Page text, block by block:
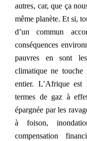
autres, car, que ça
même planète. Et si,
d’un commun
conséquences
pauvres en sont
climatique ne touche
entier. L’Afrique
termes de gaz à
épargnée par les
à foison,
compensation